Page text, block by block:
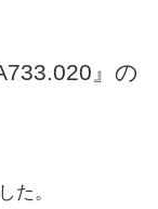
』の
た。